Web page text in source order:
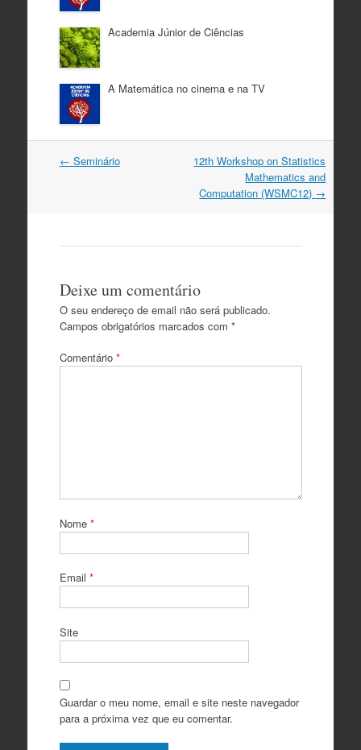
Academia Júnior de Ciências
A Matemática no cinema e na TV
Post
← Seminário
12th Workshop on Statistics
Mathematics and
Computation (WSMC12) →
Deixe um comentário
O seu endereço de email não será publicado.
Campos obrigatórios marcados com *
Comentário *
Nome *
Email *
Site
Guardar o meu nome, email e site neste navegador
para a próxima vez que eu comentar.